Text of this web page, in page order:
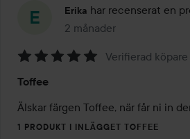
Erika har recenserat en
2 månader
Inlägget skapades 2
5
av
5
Verifierad köpare
Toffee
Älskar färgen Toffee, när får ni in
1 PRODUKT I INLÄGGET TOFFEE